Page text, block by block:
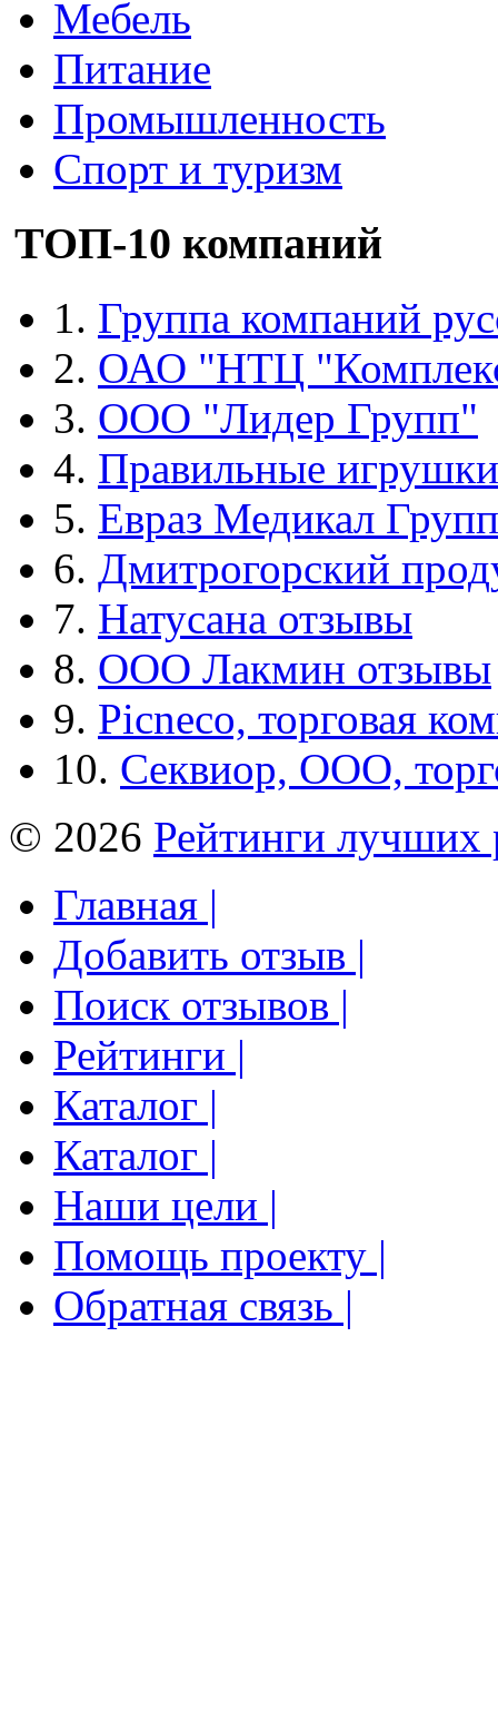
Мебель
Питание
Промышленность
Спорт и туризм
ТОП-10 компаний
1. Группа компаний
2. ОАО "НТЦ
3. ООО "Лидер Групп"
4. Правильные игрушки
5. Евраз Медикал Групп
6. Дмитрогорский
7. Натусана отзывы
8. ООО Лакмин отзывы
9. Picneco, торговая
10. Секвиор, ООО,
© 2026 Рейтинги лучших
Главная |
Добавить отзыв |
Поиск отзывов |
Рейтинги |
Каталог |
Каталог |
Наши цели |
Помощь проекту |
Обратная связь |